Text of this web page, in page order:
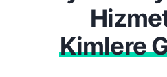
Kimlere